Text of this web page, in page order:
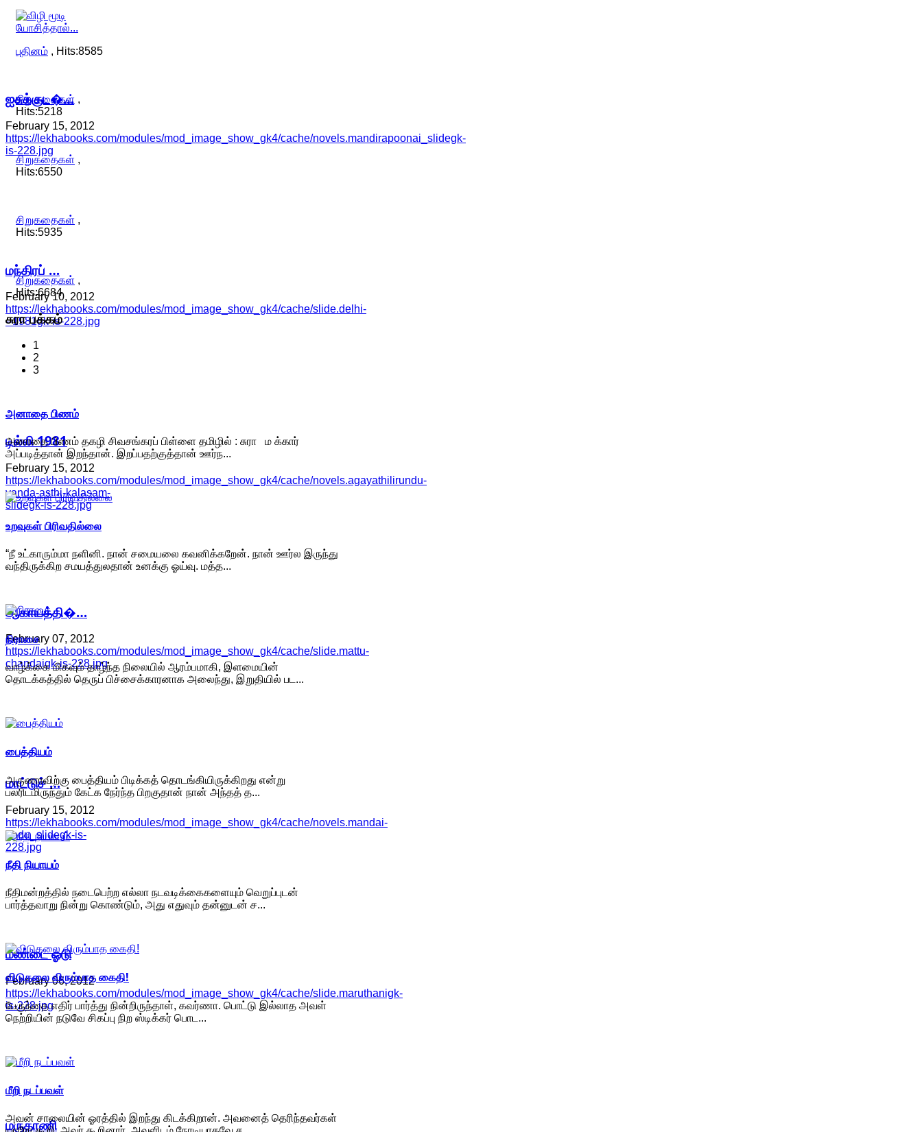
ஐசுக்குட�…
February 15, 2012
https://lekhabooks.com/modules/mod_image_show_gk4/cache/novels.mandirapoonai_slidegk-
is-228.jpg
மந்திரப் …
February 10, 2012
https://lekhabooks.com/modules/mod_image_show_gk4/cache/slide.delhi-
--1981gk-is-228.jpg
டில்லி 1981
February 15, 2012
https://lekhabooks.com/modules/mod_image_show_gk4/cache/novels.agayathilirundu-
vanda-asthi-kalasam-
slidegk-is-228.jpg
ஆகாயத்தி�…
February 07, 2012
https://lekhabooks.com/modules/mod_image_show_gk4/cache/slide.mattu-
chandaigk-is-228.jpg
மாட்டுச் …
February 15, 2012
https://lekhabooks.com/modules/mod_image_show_gk4/cache/novels.mandai-
oodu_slidegk-is-
228.jpg
மண்டை ஓடு
February 06, 2012
https://lekhabooks.com/modules/mod_image_show_gk4/cache/slide.maruthanigk-
is-228.jpg
மருதாணி
புதினம் , Hits:8585
சிறுகதைகள் ,
Hits:5218
சிறுகதைகள் ,
Hits:6550
சிறுகதைகள் ,
Hits:5935
சிறுகதைகள் ,
Hits:6684
சுராபக்கம்
1
2
3
அனாதை பிணம்
அனாதை பிணம் தகழி சிவசங்கரப் பிள்ளை தமிழில் : சுரா ம க்கார்
அப்படித்தான் இறந்தான். இறப்பதற்குத்தான் ஊர்ந...
உறவுகள் பிரிவதில்லை
“நீ உட்காரும்மா நளினி. நான் சமையலை கவனிக்கறேன். நான் ஊர்ல இருந்து
வந்திருக்கிற சமயத்துலதான் உனக்கு ஓய்வு. மத்த...
நிராசை
வாழ்க்கை மிகவும் தாழ்ந்த நிலையில் ஆரம்பமாகி, இளமையின்
தொடக்கத்தில் தெருப் பிச்சைக்காரனாக அலைந்து, இறுதியில் பட...
பைத்தியம்
அருணாவிற்கு பைத்தியம் பிடிக்கத் தொடங்கியிருக்கிறது என்று
பலரிடமிருந்தும் கேட்க நேர்ந்த பிறகுதான் நான் அந்தத் த...
நீதி நியாயம்
நீதிமன்றத்தில் நடைபெற்ற எல்லா நடவடிக்கைகளையும் வெறுப்புடன்
பார்த்தவாறு நின்று கொண்டும், அது எதுவும் தன்னுடன் ச...
விடுதலை விரும்பாத கைதி!
பேருந்தை எதிர் பார்த்து நின்றிருந்தாள், கவர்ணா. பொட்டு இல்லாத அவள்
நெற்றியின் நடுவே சிகப்பு நிற ஸ்டிக்கர் பொட...
மீறி நடப்பவள்
அவன் சாலையின் ஓரத்தில் இறந்து கிடக்கிறான். அவனைத் தெரிந்தவர்கள்